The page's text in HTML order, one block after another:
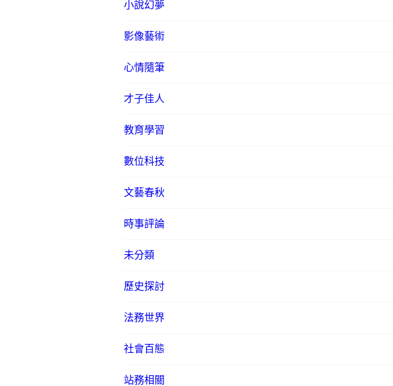
小說幻夢
影像藝術
心情隨筆
才子佳人
教育學習
數位科技
文藝春秋
時事評論
未分類
歷史探討
法務世界
社會百態
站務相關